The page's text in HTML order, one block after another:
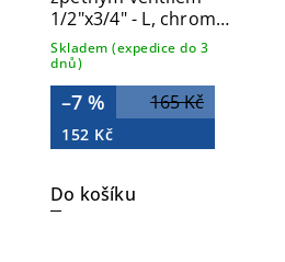
1/2"x3/4" - L, chrom
5310
Skladem (expedice do 3
dnů)
165 Kč
–7 %
152 Kč
Do košíku